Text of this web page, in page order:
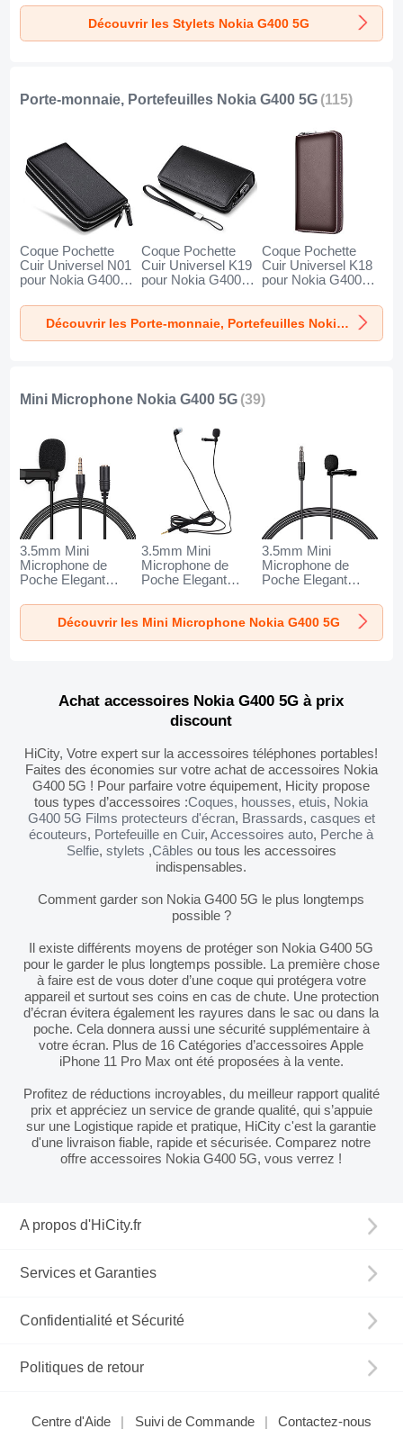
Découvrir les Stylets Nokia G400 5G
Porte-monnaie, Portefeuilles Nokia G400 5G (115)
Coque Pochette
Cuir Universel N01
pour Nokia G400
Coque Pochette
Cuir Universel K19
pour Nokia G400
Coque Pochette
Cuir Universel K18
pour Nokia G400
Découvrir les Porte-monnaie, Portefeuilles Nokia G400 5G
Mini Microphone Nokia G400 5G (39)
3.5mm Mini
Microphone de
Poche Elegant
Parleur K06 pour
Nokia G400 5G
Noir
3.5mm Mini
Microphone de
Poche Elegant
Parleur K05 pour
Nokia G400 5G
Noir
3.5mm Mini
Microphone de
Poche Elegant
Parleur K08 pour
Nokia G400 5G
Noir
Découvrir les Mini Microphone Nokia G400 5G
Achat accessoires Nokia G400 5G à prix
discount
HiCity, Votre expert sur la accessoires téléphones portables!
Faites des économies sur votre achat de accessoires Nokia
G400 5G ! Pour parfaire votre équipement, Hicity propose
tous types d’accessoires :Coques, housses, etuis, Nokia
G400 5G Films protecteurs d'écran, Brassards, casques et
écouteurs, Portefeuille en Cuir,Accessoires auto, Perche à
Selfie, stylets ,Câbles ou tous les accessoires
indispensables.
Comment garder son Nokia G400 5G le plus longtemps
possible ?
Il existe différents moyens de protéger son Nokia G400 5G
pour le garder le plus longtemps possible. La première chose
à faire est de vous doter d’une coque qui protégera votre
appareil et surtout ses coins en cas de chute. Une protection
d’écran évitera également les rayures dans le sac ou dans la
poche. Cela donnera aussi une sécurité supplémentaire à
votre écran. Plus de 16 Catégories d’accessoires Apple
iPhone 11 Pro Max ont été proposées à la vente.
Profitez de réductions incroyables, du meilleur rapport qualité
prix et appréciez un service de grande qualité, qui s’appuie
sur une Logistique rapide et pratique, HiCity c'est la garantie
d'une livraison fiable, rapide et sécurisée. Comparez notre
offre accessoires Nokia G400 5G, vous verrez !
A propos d'HiCity.fr
Services et Garanties
Confidentialité et Sécurité
Politiques de retour
Centre d'Aide Suivi de Commande Contactez-nous